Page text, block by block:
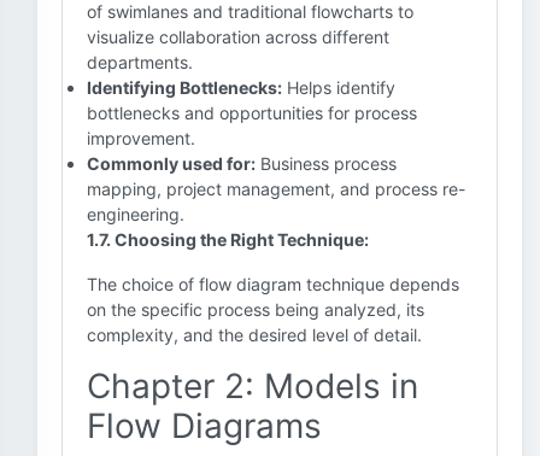
of swimlanes and traditional flowcharts to
visualize collaboration across different
departments.
Identifying Bottlenecks: Helps identify
bottlenecks and opportunities for process
improvement.
Commonly used for: Business process
mapping, project management, and process re-
engineering.
1.7. Choosing the Right Technique:
The choice of flow diagram technique depends
on the specific process being analyzed, its
complexity, and the desired level of detail.
Chapter 2: Models in
Flow Diagrams